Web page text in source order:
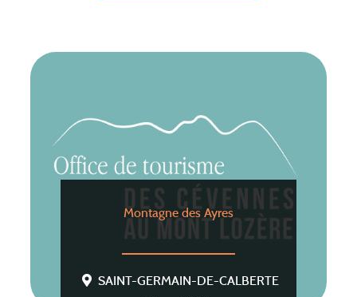
Montagne des Ayres
SAINT-GERMAIN-DE-CALBERTE